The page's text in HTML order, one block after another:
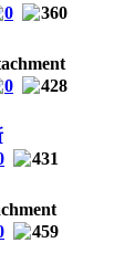
0 360
0 428
431
459